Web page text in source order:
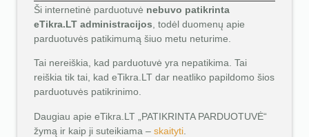
Ši internetinė parduotuvė nebuvo patikrinta
eTikra.LT administracijos , todėl duomenų apie
parduotuvės patikimumą šiuo metu neturime.
Tai nereiškia, kad parduotuvė yra nepatikima. Tai
reiškia tik tai, kad eTikra.LT dar neatliko papildomo šios
parduotuvės patikrinimo.
Daugiau apie eTikra.LT „PATIKRINTA PARDUOTUVĖ“
žymą ir kaip ji suteikiama – skaityti